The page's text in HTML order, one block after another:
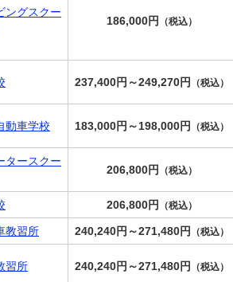
ングスクー
186,000円 （税込）
237,400円～249,270円 （税込）
動車学校 183,000円～198,000円 （税込）
タースクー
206,800円 （税込）
206,800円 （税込）
教習所 240,240円～271,480円 （税込）
習所 240,240円～271,480円 （税込）